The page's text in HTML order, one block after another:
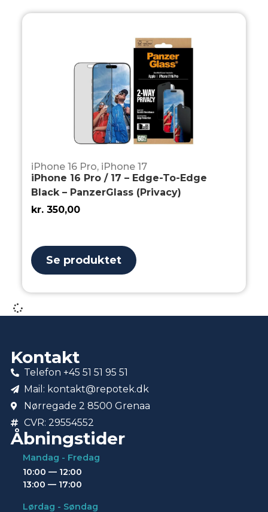
iPhone 16 Pro, iPhone 17
iPhone 16 Pro / 17 – Edge-To-Edge
Black – PanzerGlass (Privacy)
kr. 350,00
Se produktet
Kontakt
Telefon +45 51 51 95 51
Mail: kontakt@repotek.dk
Nørregade 2 8500 Grenaa
CVR: 29554552
Åbningstider
Mandag - Fredag
10:00 — 12:00
13:00 — 17:00
Lørdag - Søndag